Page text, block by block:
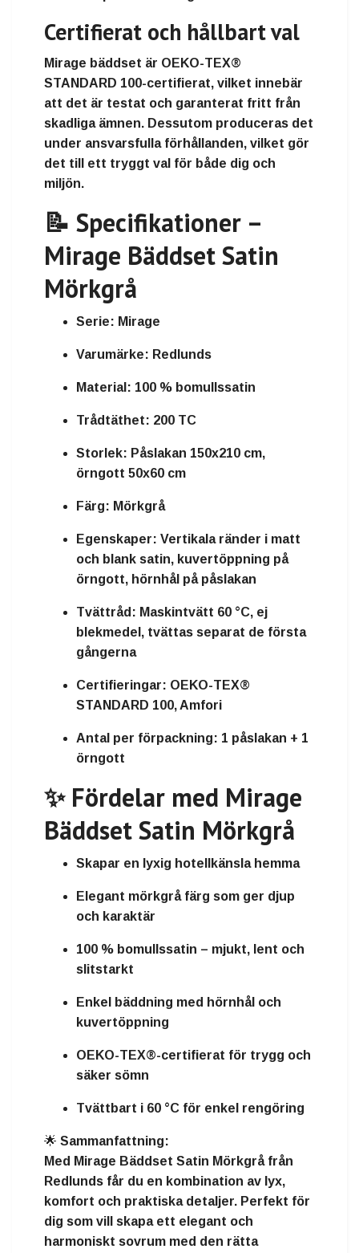
Certifierat och hållbart val
Mirage bäddset är OEKO-TEX®
STANDARD 100-certifierat, vilket innebär
att det är testat och garanterat fritt från
skadliga ämnen. Dessutom produceras det
under ansvarsfulla förhållanden, vilket gör
det till ett tryggt val för både dig och
miljön.
📝 Specifikationer –
Mirage Bäddset Satin
Mörkgrå
Serie: Mirage
Varumärke: Redlunds
Material: 100 % bomullssatin
Trådtäthet: 200 TC
Storlek: Påslakan 150x210 cm,
örngott 50x60 cm
Färg: Mörkgrå
Egenskaper: Vertikala ränder i matt
och blank satin, kuvertöppning på
örngott, hörnhål på påslakan
Tvättråd: Maskintvätt 60 °C, ej
blekmedel, tvättas separat de första
gångerna
Certifieringar: OEKO-TEX®
STANDARD 100, Amfori
Antal per förpackning: 1 påslakan + 1
örngott
✨ Fördelar med Mirage
Bäddset Satin Mörkgrå
Skapar en lyxig hotellkänsla hemma
Elegant mörkgrå färg som ger djup
och karaktär
100 % bomullssatin – mjukt, lent och
slitstarkt
Enkel bäddning med hörnhål och
kuvertöppning
OEKO-TEX®-certifierat för trygg och
säker sömn
Tvättbart i 60 °C för enkel rengöring
🌟 Sammanfattning:
Med Mirage Bäddset Satin Mörkgrå från
Redlunds får du en kombination av lyx,
komfort och praktiska detaljer. Perfekt för
dig som vill skapa ett elegant och
harmoniskt sovrum med den rätta